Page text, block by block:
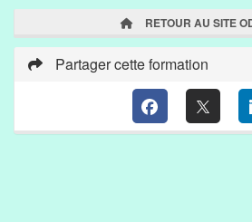
RETOUR AU SITE
Partager cette formation